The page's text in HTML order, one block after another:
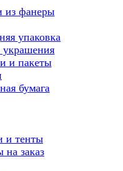
из фанеры
упаковка
украшения
и пакеты
бумага
и тенты
на заказ